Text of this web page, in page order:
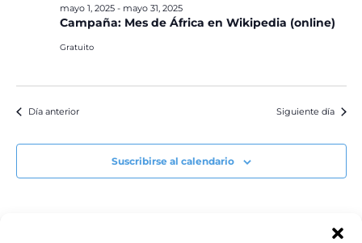
2025
vistas
Campaña: Mes de África en Wikipedia (online)
mayo 1, 2025- mayo 31, 2025
Gratuito
Día anterior Siguiente día
Suscribirse al calendario